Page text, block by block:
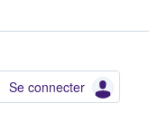
Se connecter